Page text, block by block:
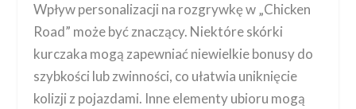
Wpływ personalizacji na rozgrywkę w „Chicken
Road” może być znaczący. Niektóre skórki
kurczaka mogą zapewniać niewielkie bonusy do
szybkości lub zwinności, co ułatwia uniknięcie
kolizji z pojazdami. Inne elementy ubioru mogą